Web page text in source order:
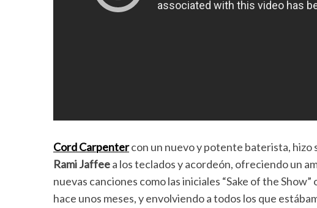
Cord Carpentercon un nuevo y potente baterista, hizo
Rami Jaffeea los teclados y acordeón, ofreciendo un
nuevas canciones como las iniciales “Sake of the
hace unos meses, y envolviendo a todos los que